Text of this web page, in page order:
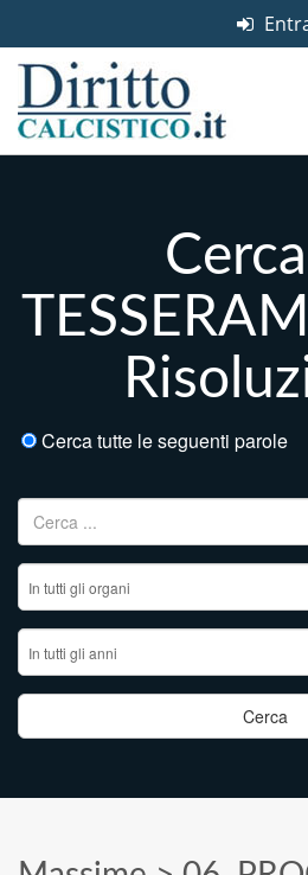
Cerca tutte le seguenti parole
Ricerca per: